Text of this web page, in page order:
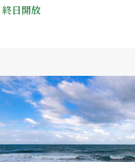
終日開放